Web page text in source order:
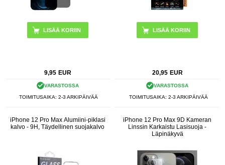
9,95 EUR
VARASTOSSA
TOIMITUSAIKA: 2-3 ARKIPÄIVÄÄ
20,95 EUR
VARASTOSSA
TOIMITUSAIKA: 2-3 ARKIPÄIVÄÄ
iPhone 12 Pro Max Alumiini-piklasi
kalvo - 9H, Täydellinen suojakalvo
iPhone 12 Pro Max 9D Kameran
Linssin Karkaistu Lasisuoja -
Läpinäkyvä